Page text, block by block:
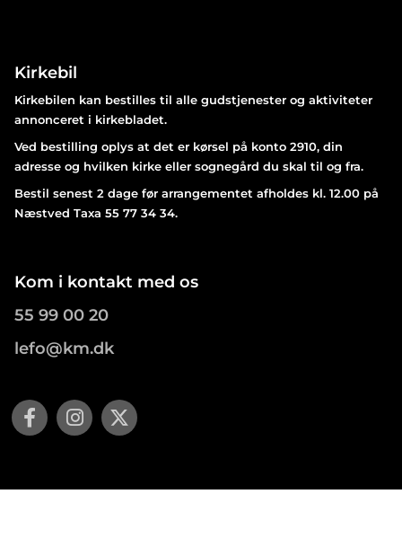
Kirkebil
Kirkebilen kan bestilles til alle gudstjenester og aktiviteter
annonceret i kirkebladet.
Ved bestilling oplys at det er kørsel på konto 2910, din
adresse og hvilken kirke eller sognegård du skal til og fra.
Bestil senest 2 dage før arrangementet afholdes kl. 12.00 på
Næstved Taxa 55 77 34 34.
Kom i kontakt med os
55 99 00 20
lefo@km.dk